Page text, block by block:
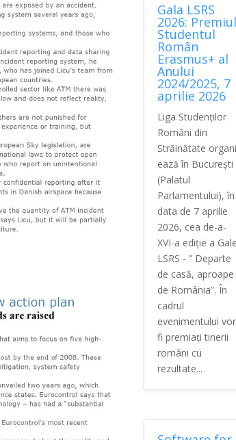
Gala LSRS
2026: Premiul
Studentul
Român
Erasmus+ al
Anului
2024/2025, 7
aprilie 2026
Liga Studenților
Români din
Străinătate
ează în București
(Palatul
Parlamentului), în
data de 7 aprilie
2026, cea de-a-
XVI-a ediție a
LSRS - ” Departe
de casă, aproape
de România”. În
cadrul
evenimentului vor
fi premiați tinerii
români cu
rezultate...